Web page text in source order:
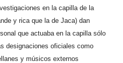
en la capilla de la
y rica que la de Jaca) dan
que actuaba en la capilla sólo
designaciones oficiales como
y músicos externos